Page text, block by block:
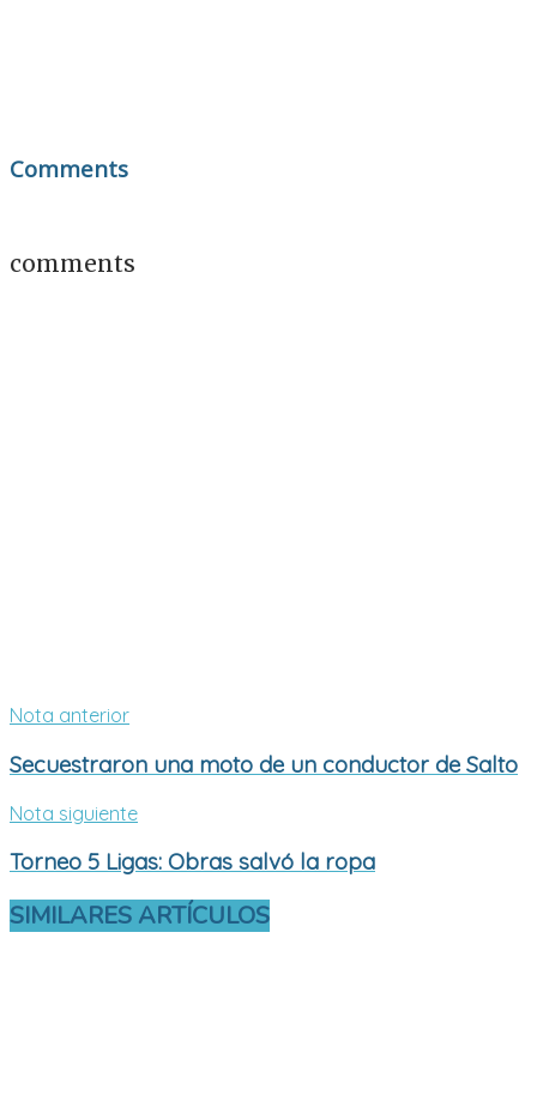
Comments
comments
Nota anterior
Secuestraron una moto de un conductor de Salto
Nota siguiente
Torneo 5 Ligas: Obras salvó la ropa
SIMILARES ARTÍCULOS